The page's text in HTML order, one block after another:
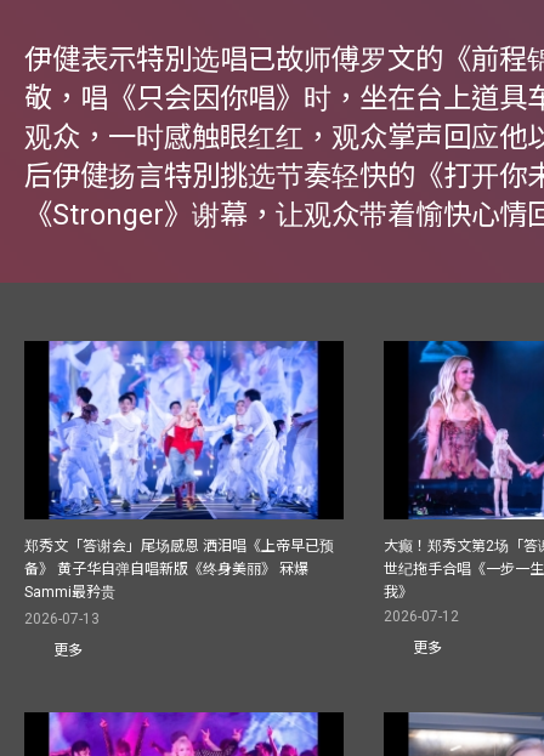
伊健表示特別选唱已故师傅罗文的《前程
敬，唱《只会因你唱》时，坐在台上道具
观众，一时感触眼红红，观众掌声回应他
后伊健扬言特別挑选节奏轻快的《打开你
《Stronger》谢幕，让观众带着愉快心情
郑秀文「答谢会」尾场感恩 洒泪唱《上帝早已预
备》 黄子华自弹自唱新版《终身美丽》 冧爆
Sammi最矜贵
2026-07-13
更多
大癫！郑秀文第2场「
世纪拖手合唱《一步一
我》
2026-07-12
更多